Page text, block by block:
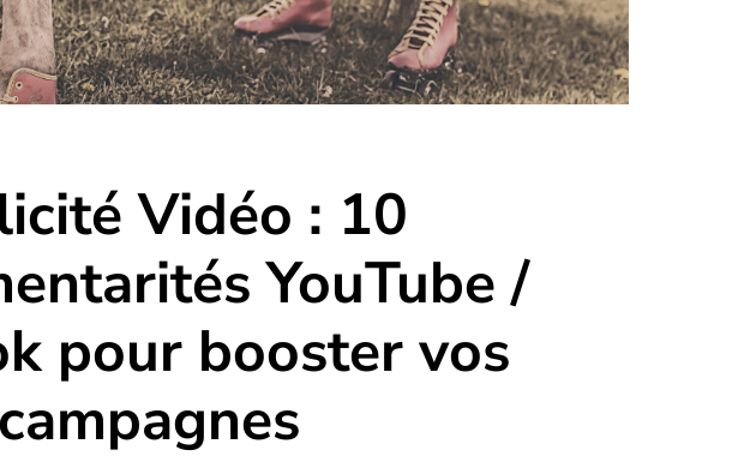
Vidéo : 10
YouTube /
pour booster vos
campagnes